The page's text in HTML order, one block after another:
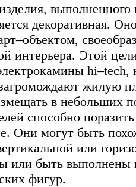
выполненного
декоративная.
интерьера. Этой
жилую
в небольших
способно
Они могут быть
или
или быть выполнены
фигур.